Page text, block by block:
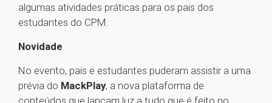
algumas atividades práticas para os pais dos
estudantes do CPM.
Novidade
No evento, pais e estudantes puderam assistir a uma
prévia do MackPlay, a nova plataforma de